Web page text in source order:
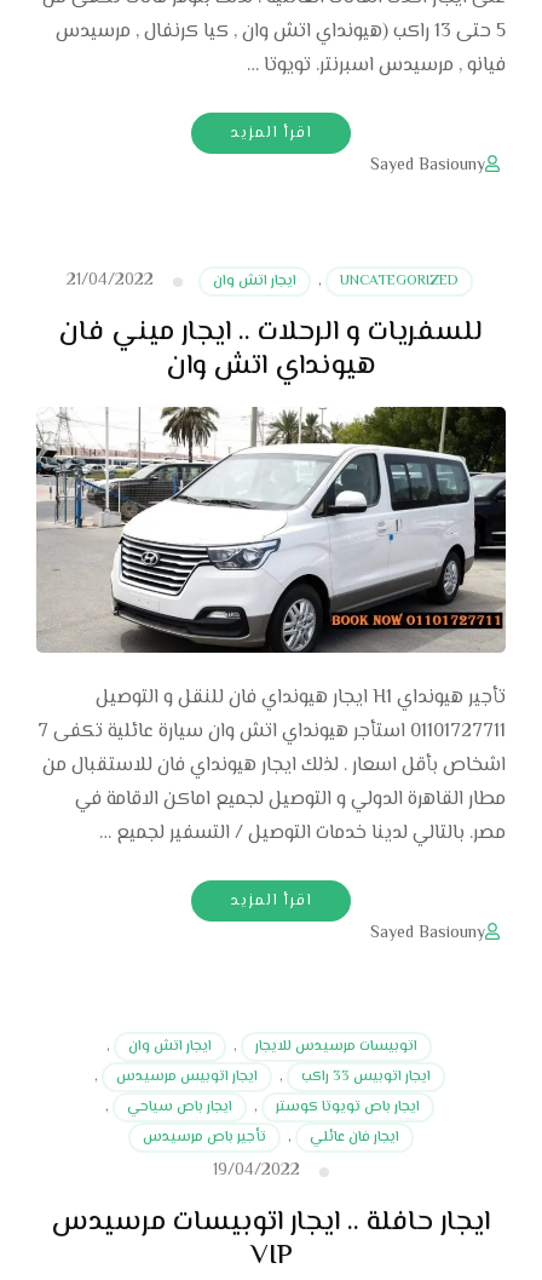
5 حتى 13 راكب (هيونداي اتش وان , كيا كرنفال , مرسيدس
فيانو , مرسيدس اسبرنتر. تويوتا …
اقرأ المزيد
Sayed Basiouny
UNCATEGORIZED
, ايجار اتش وان 21/04/2022
للسفريات و الرحلات .. ايجار ميني فان
هيونداي اتش وان
تأجير هيونداي H1 ايجار هيونداي فان للنقل و التوصيل
01101727711 استأجر هيونداي اتش وان سيارة عائلية تكفى 7
اشخاص بأقل اسعار . لذلك ايجار هيونداي فان للاستقبال من
مطار القاهرة الدولي و التوصيل لجميع اماكن الاقامة في
مصر. بالتالي لدينا خدمات التوصيل / التسفير لجميع …
اقرأ المزيد
Sayed Basiouny
اتوبيسات مرسيدس للايجار , ايجار اتش وان
,
ايجار اتوبيس 33 راكب
, ايجار اتوبيس مرسيدس
,
ايجار باص تويوتا كوستر
, ايجار باص سياحي
,
ايجار فان عائلي
, تأجير باص مرسيدس
19/04/2022
ايجار حافلة .. ايجار اتوبيسات مرسيدس
VIP